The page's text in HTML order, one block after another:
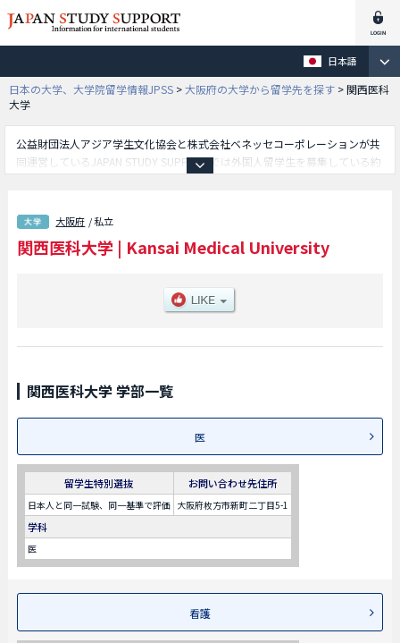
日本語
日本の大学、大学院留学情報JPSS >大阪府の大学から留学先を探す >関西医科
大学
公益財団法人アジア学生文化協会と株式会社ベネッセコーポレーションが共
同運営しているJAPAN STUDY SUPPORTでは外国人留学生を募集している約
部やリハビリテーション学部等、学部別情報や、募集定員や合格者数など入
試情報、施設案内、アクセスなど外国人留学生に必要な情報を掲載している
ので是非ご利用ください。
大阪府 / 私立
関西医科大学 | Kansai Medical University
関西医科大学 学部一覧
医
留学生特別選抜 お問い合わせ先住所
日本人と同一試験、同一基準で評価 大阪府枚方市新町二丁目5-1
学科
医
看護